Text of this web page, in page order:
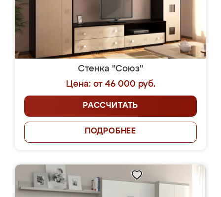
Стенка "Союз"
Цена: от 46 000 руб.
РАССЧИТАТЬ
ПОДРОБНЕЕ